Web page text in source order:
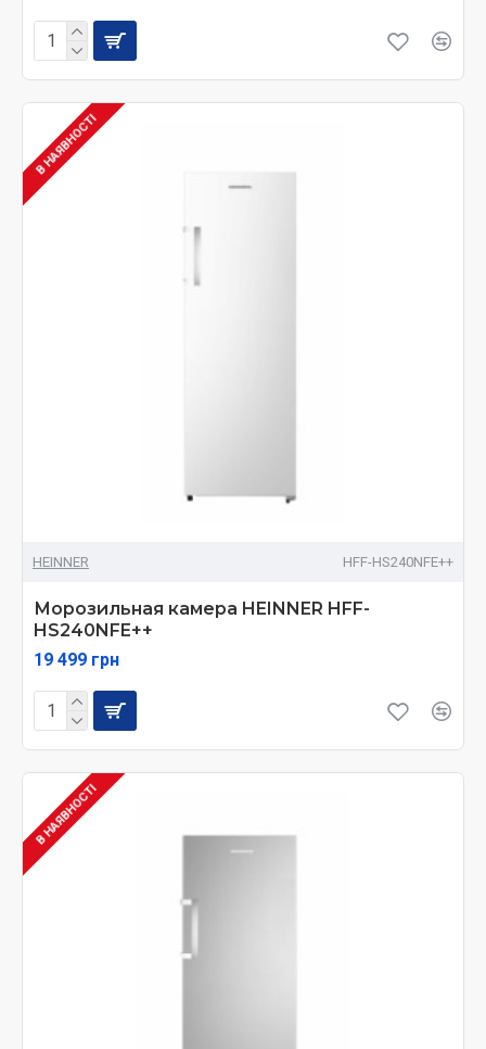
В НАЯВНОСТІ
HEINNER HFF-HS240NFE++
Морозильная камера HEINNER HFF-
HS240NFE++
19 499 грн
В НАЯВНОСТІ